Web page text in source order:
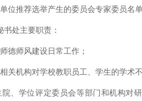
位推荐选举产生的委员会专家委员名单
书处主要职责：
德师风建设日常工作；
关机构对学校教职员工、学生的学术
院、学位评定委员会等部门和机构对